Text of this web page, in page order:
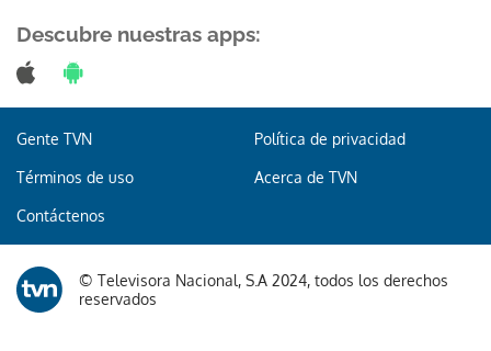
Descubre nuestras apps:
Gente TVN Política de privacidad
Términos de uso Acerca de TVN
Contáctenos
© Televisora Nacional, S.A 2024, todos los derechos
reservados